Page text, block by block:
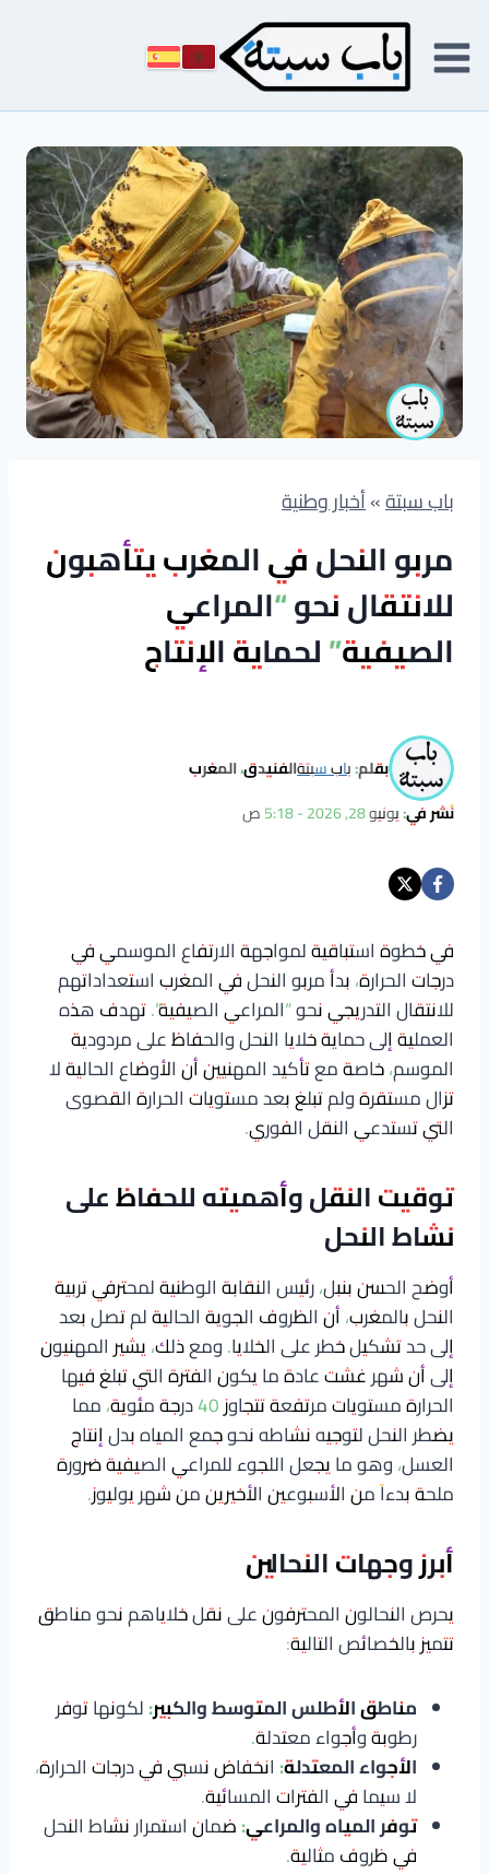
إلى
المحتوى
باب سبتة»أخبار وطنية
مربو النحل في المغرب يتأهبون
للانتقال نحو “المراعي
الصيفية” لحماية الإنتاج
بقلم:باب سبتةالفنيدق، المغرب
نُشر في:يونيو 28, 2026 - 5:18 ص
في خطوة استباقية لمواجهة الارتفاع الموسمي في
درجات الحرارة، بدأ مربو النحل في المغرب استعداداتهم
للانتقال التدريجي نحو “المراعي الصيفية”. تهدف هذه
العملية إلى حماية خلايا النحل والحفاظ على مردودية
الموسم، خاصة مع تأكيد المهنيين أن الأوضاع الحالية لا
تزال مستقرة ولم تبلغ بعد مستويات الحرارة القصوى
التي تستدعي النقل الفوري.
توقيت النقل وأهميته للحفاظ على
نشاط النحل
أوضح الحسن بنبل، رئيس النقابة الوطنية لمحترفي تربية
النحل بالمغرب، أن الظروف الجوية الحالية لم تصل بعد
إلى حد تشكيل خطر على الخلايا. ومع ذلك، يشير المهنيون
إلى أن شهر غشت عادة ما يكون الفترة التي تبلغ فيها
الحرارة مستويات مرتفعة تتجاوز 40 درجة مئوية، مما
يضطر النحل لتوجيه نشاطه نحو جمع المياه بدل إنتاج
العسل، وهو ما يجعل اللجوء للمراعي الصيفية ضرورة
ملحة بدءاً من الأسبوعين الأخيرين من شهر يوليوز.
أبرز وجهات النحالين
يحرص النحالون المحترفون على نقل خلاياهم نحو مناطق
تتميز بالخصائص التالية:
مناطق الأطلس المتوسط والكبير:لكونها توفر
رطوبة وأجواء معتدلة.
الأجواء المعتدلة: انخفاض نسبي في درجات الحرارة،
لا سيما في الفترات المسائية.
توفر المياه والمراعي:ضمان استمرار نشاط النحل
في ظروف مثالية.